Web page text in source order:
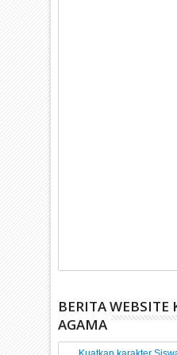
BERITA WEBSITE
AGAMA